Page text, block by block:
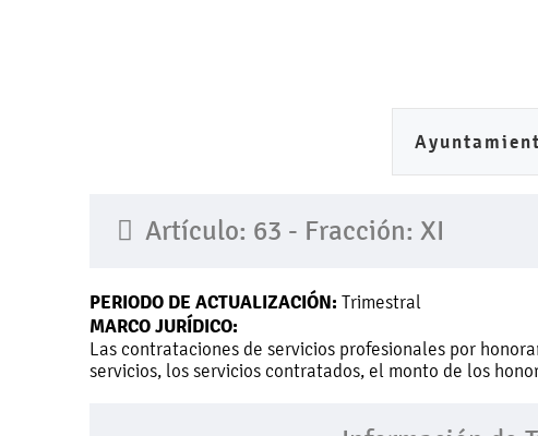
Artículo: 63 - Fracción: XI
PERIODO DE ACTUALIZACIÓN: Trimestral
MARCO JURÍDICO:
Las contrataciones de servicios profesionales por
servicios, los servicios contratados, el monto de los